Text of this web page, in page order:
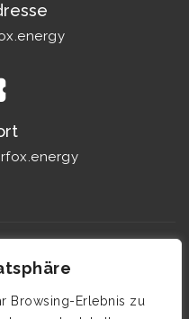
Browsing-Erlebnis zu
GmbH. Alle Rechte